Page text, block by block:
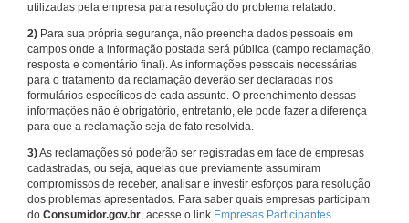
utilizadas pela empresa para resolução do problema relatado.
2) Para sua própria segurança, não preencha dados pessoais em
campos onde a informação postada será pública (campo reclamação,
resposta e comentário final). As informações pessoais necessárias
para o tratamento da reclamação deverão ser declaradas nos
formulários específicos de cada assunto. O preenchimento dessas
informações não é obrigatório, entretanto, ele pode fazer a diferença
para que a reclamação seja de fato resolvida.
3)As reclamações só poderão ser registradas em face de empresas
cadastradas, ou seja, aquelas que previamente assumiram
compromissos de receber, analisar e investir esforços para resolução
dos problemas apresentados. Para saber quais empresas participam
do Consumidor.gov.br, acesse o link Empresas Participantes.